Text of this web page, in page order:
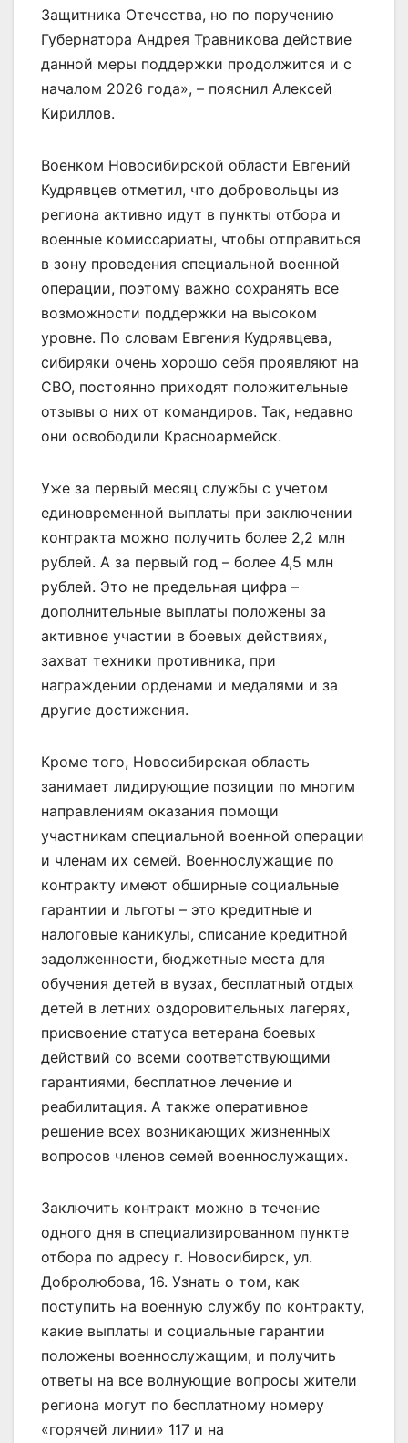
Защитника Отечества, но по поручению
Губернатора Андрея Травникова действие
данной меры поддержки продолжится и с
началом 2026 года», – пояснил Алексей
Кириллов.
Военком Новосибирской области Евгений
Кудрявцев отметил, что добровольцы из
региона активно идут в пункты отбора и
военные комиссариаты, чтобы отправиться
в зону проведения специальной военной
операции, поэтому важно сохранять все
возможности поддержки на высоком
уровне. По словам Евгения Кудрявцева,
сибиряки очень хорошо себя проявляют на
СВО, постоянно приходят положительные
отзывы о них от командиров. Так, недавно
они освободили Красноармейск.
Уже за первый месяц службы с учетом
единовременной выплаты при заключении
контракта можно получить более 2,2 млн
рублей. А за первый год – более 4,5 млн
рублей. Это не предельная цифра –
дополнительные выплаты положены за
активное участии в боевых действиях,
захват техники противника, при
награждении орденами и медалями и за
другие достижения.
Кроме того, Новосибирская область
занимает лидирующие позиции по многим
направлениям оказания помощи
участникам специальной военной операции
и членам их семей. Военнослужащие по
контракту имеют обширные социальные
гарантии и льготы – это кредитные и
налоговые каникулы, списание кредитной
задолженности, бюджетные места для
обучения детей в вузах, бесплатный отдых
детей в летних оздоровительных лагерях,
присвоение статуса ветерана боевых
действий со всеми соответствующими
гарантиями, бесплатное лечение и
реабилитация. А также оперативное
решение всех возникающих жизненных
вопросов членов семей военнослужащих.
Заключить контракт можно в течение
одного дня в специализированном пункте
отбора по адресу г. Новосибирск, ул.
Добролюбова, 16. Узнать о том, как
поступить на военную службу по контракту,
какие выплаты и социальные гарантии
положены военнослужащим, и получить
ответы на все волнующие вопросы жители
региона могут по бесплатному номеру
«горячей линии» 117 и на